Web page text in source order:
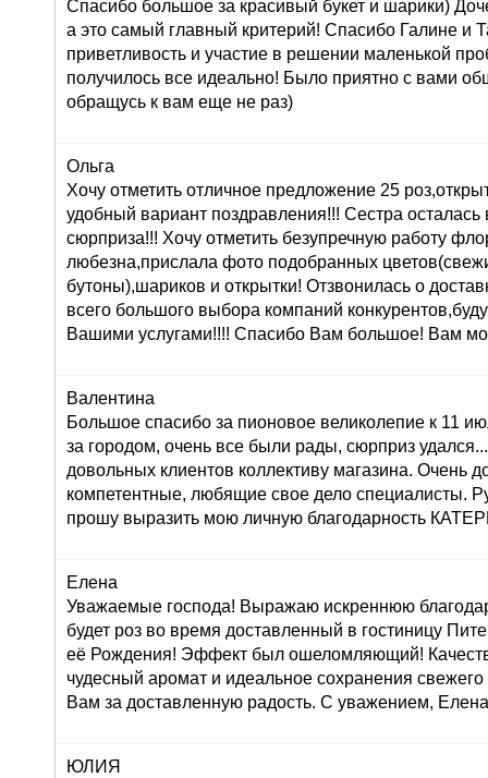
Спасибо большое за красивый букет и шарики)
а это самый главный критерий! Спасибо Галине и
приветливость и участие в решении маленькой
получилось все идеально! Было приятно с вами
обращусь к вам еще не раз)
Ольга
Хочу отметить отличное предложение 25
удобный вариант поздравления!!! Сестра осталась
сюрприза!!! Хочу отметить безупречную работу
любезна,прислала фото подобранных
бутоны),шариков и открытки! Отзвонилась о
всего большого выбора компаний
Вашими услугами!!!! Спасибо Вам большое! Вам
Валентина
Большое спасибо за пионовое великолепие к 11
за городом, очень все были рады, сюрприз
довольных клиентов коллективу магазина. Очень
компетентные, любящие свое дело специалисты.
прошу выразить мою личную благодарность
Елена
Уважаемые господа! Выражаю искреннюю
будет роз во время доставленный в гостиницу
её Рождения! Эффект был ошеломляющий!
чудесный аромат и идеальное сохранения
Вам за доставленную радость. С уважением,
ЮЛИЯ